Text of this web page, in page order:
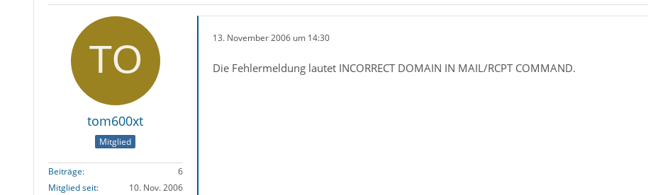
tom600xt
Mitglied
Beiträge
6
Mitglied seit
10. Nov. 2006
13. November 2006 um 14:30
Die Fehlermeldung lautet INCORRECT DOMAIN IN MAIL/RCPT COMMAND.